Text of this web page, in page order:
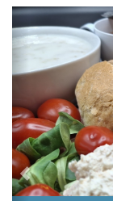
Previous